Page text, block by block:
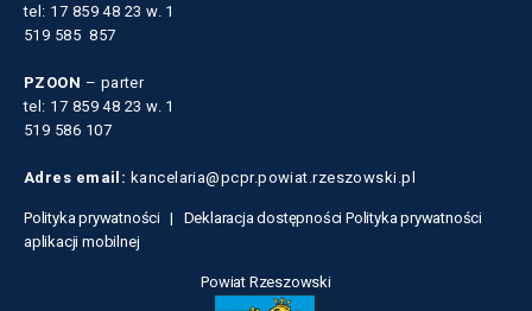
tel: 17 859 48 23 w. 1
519 585 857
PZOON – parter
tel: 17 859 48 23 w. 1
519 586 107
Adres email: kancelaria@pcpr.powiat.rzeszowski.pl
Polityka prywatności | Deklaracja dostępności Polityka prywatności
aplikacji mobilnej
Powiat Rzeszowski